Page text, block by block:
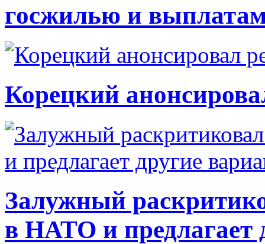
госжилью и
Корецкий
Залужный
в НАТО и предлагает